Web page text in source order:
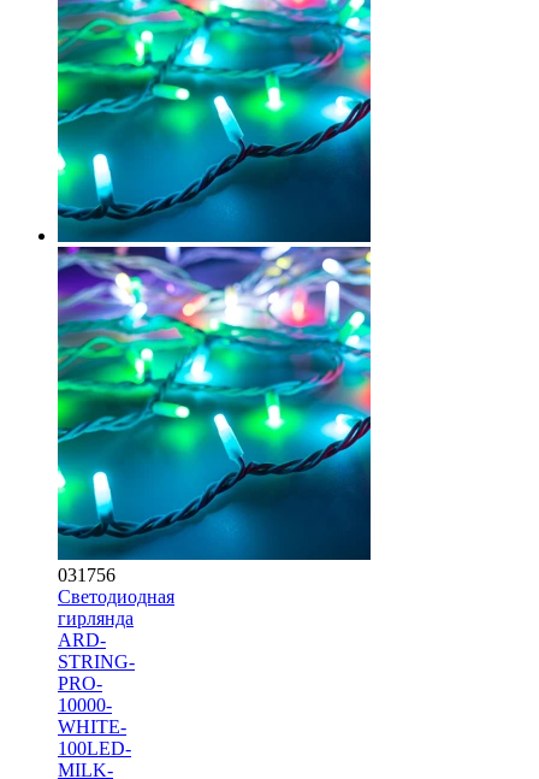
031756
Светодиодная
гирлянда
ARD-
STRING-
PRO-
10000-
WHITE-
100LED-
MILK-